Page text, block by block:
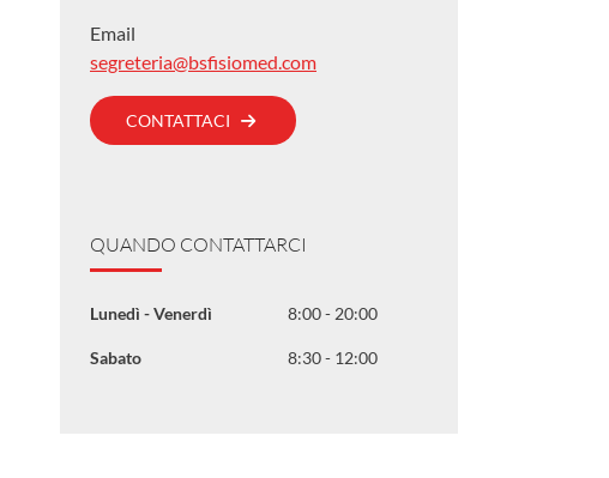
Email
segreteria@bsfisiomed.com
CONTATTACI
QUANDO CONTATTARCI
Lunedì - Venerdì 8:00 - 20:00
Sabato 8:30 - 12:00